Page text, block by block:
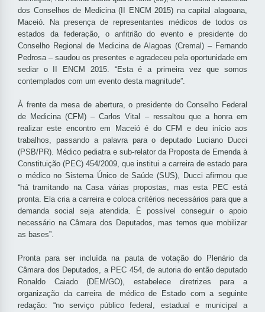
dos Conselhos de Medicina (II ENCM 2015) na capital alagoana,
Maceió. Na presença de representantes médicos de todos os
estados da federação, o anfitrião do evento e presidente do
Conselho Regional de Medicina de Alagoas (Cremal) – Fernando
Pedrosa – saudou os presentes e agradeceu pela oportunidade em
sediar o II ENCM 2015. “Esta é a primeira vez que somos
contemplados com um evento desta magnitude”.
À frente da mesa de abertura, o presidente do Conselho Federal
de Medicina (CFM) – Carlos Vital – ressaltou que a honra em
realizar este encontro em Maceió é do CFM e deu início aos
trabalhos, passando a palavra para o deputado Luciano Ducci
(PSB/PR). Médico pediatra e sub-relator da Proposta de Emenda à
Constituição (PEC) 454/2009, que institui a carreira de estado para
o médico no Sistema Único de Saúde (SUS), Ducci afirmou que
“há tramitando na Casa várias propostas, mas esta PEC está
pronta. Ela cria a carreira e coloca critérios necessários para que a
demanda social seja atendida. É possível conseguir o apoio
necessário na Câmara dos Deputados, mas temos que mobilizar
as bases”.
Pronta para ser incluída na pauta de votação do Plenário da
Câmara dos Deputados, a PEC 454, de autoria do então deputado
Ronaldo Caiado (DEM/GO), estabelece diretrizes para a
organização da carreira de médico de Estado com a seguinte
redação: “no serviço público federal, estadual e municipal a